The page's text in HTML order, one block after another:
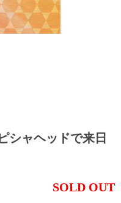
シャヘッドで来日
SOLD OUT